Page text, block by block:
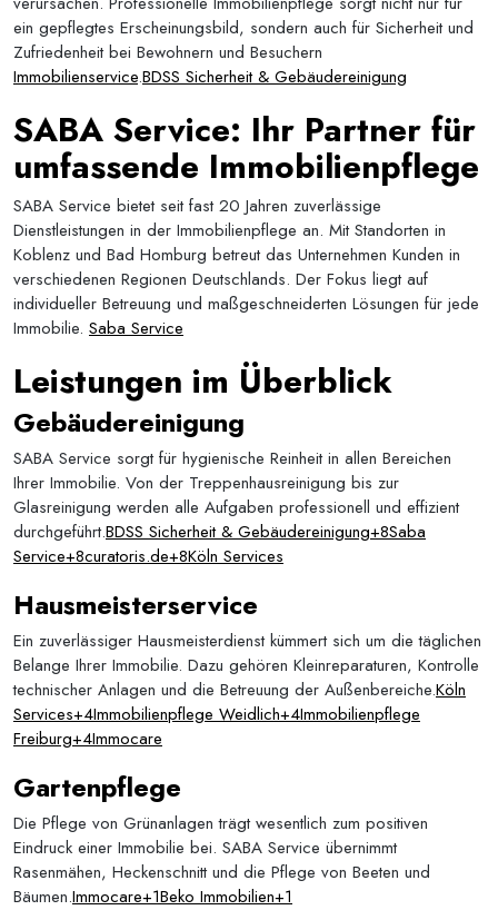
ein gepflegtes Erscheinungsbild, sondern auch für Sicherheit und
Zufriedenheit bei Bewohnern und Besuchern
Immobilienservice.BDSS Sicherheit & Gebäudereinigung
SABA Service: Ihr Partner für
umfassende Immobilienpflege
SABA Service bietet seit fast 20 Jahren zuverlässige
Dienstleistungen in der Immobilienpflege an. Mit Standorten in
Koblenz und Bad Homburg betreut das Unternehmen Kunden in
verschiedenen Regionen Deutschlands. Der Fokus liegt auf
individueller Betreuung und maßgeschneiderten Lösungen für jede
Immobilie. Saba Service
Leistungen im Überblick
Gebäudereinigung
SABA Service sorgt für hygienische Reinheit in allen Bereichen
Ihrer Immobilie. Von der Treppenhausreinigung bis zur
Glasreinigung werden alle Aufgaben professionell und effizient
durchgeführt.BDSS Sicherheit & Gebäudereinigung+8Saba
Service+8curatoris.de+8Köln Services
Hausmeisterservice
Ein zuverlässiger Hausmeisterdienst kümmert sich um die täglichen
Belange Ihrer Immobilie. Dazu gehören Kleinreparaturen, Kontrolle
technischer Anlagen und die Betreuung der Außenbereiche.Köln
Services+4Immobilienpflege Weidlich+4Immobilienpflege
Freiburg+4Immocare
Gartenpflege
Die Pflege von Grünanlagen trägt wesentlich zum positiven
Eindruck einer Immobilie bei. SABA Service übernimmt
Rasenmähen, Heckenschnitt und die Pflege von Beeten und
Bäumen.Immocare+1Beko Immobilien+1